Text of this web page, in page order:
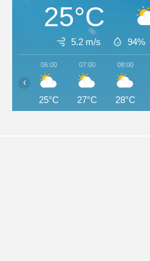
25°C
5.2 m/s 94%
06:00
25°C
07:00
27°C
08:00
28°C
‹